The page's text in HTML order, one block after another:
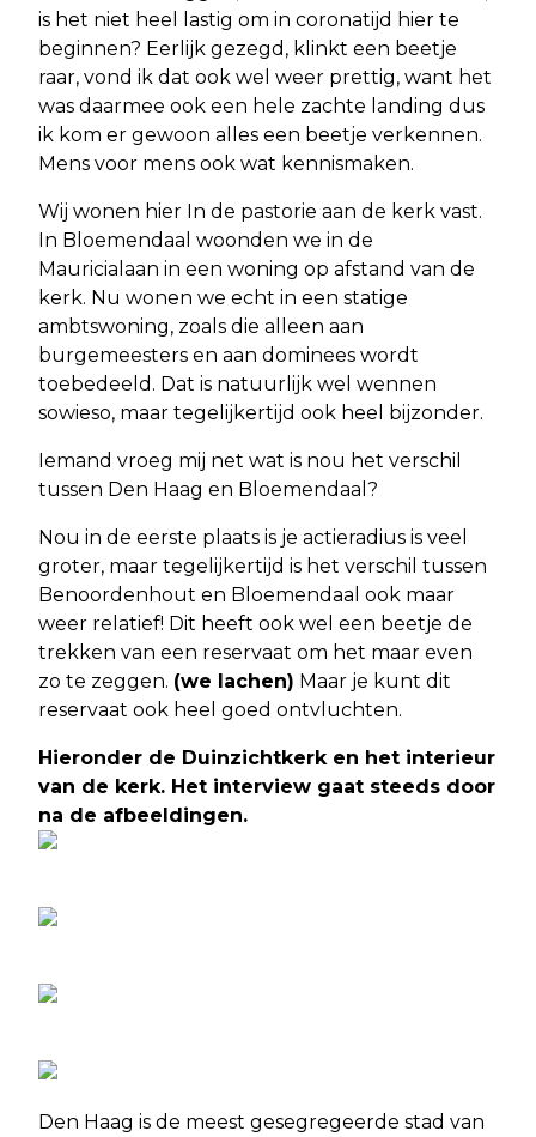
is het niet heel lastig om in coronatijd hier te
beginnen? Eerlijk gezegd, klinkt een beetje
raar, vond ik dat ook wel weer prettig, want het
was daarmee ook een hele zachte landing dus
ik kom er gewoon alles een beetje verkennen.
Mens voor mens ook wat kennismaken.
Wij wonen hier In de pastorie aan de kerk vast.
In Bloemendaal woonden we in de
Mauricialaan in een woning op afstand van de
kerk. Nu wonen we echt in een statige
ambtswoning, zoals die alleen aan
burgemeesters en aan dominees wordt
toebedeeld. Dat is natuurlijk wel wennen
sowieso, maar tegelijkertijd ook heel bijzonder.
Iemand vroeg mij net wat is nou het verschil
tussen Den Haag en Bloemendaal?
Nou in de eerste plaats is je actieradius is veel
groter, maar tegelijkertijd is het verschil tussen
Benoordenhout en Bloemendaal ook maar
weer relatief! Dit heeft ook wel een beetje de
trekken van een reservaat om het maar even
zo te zeggen. (we lachen) Maar je kunt dit
reservaat ook heel goed ontvluchten.
Hieronder de Duinzichtkerk en het interieur
van de kerk. Het interview gaat steeds door
na de afbeeldingen.
Den Haag is de meest gesegregeerde stad van